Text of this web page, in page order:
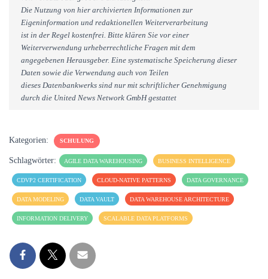
Die Nutzung von hier archivierten Informationen zur
Eigeninformation und redaktionellen Weiterverarbeitung
ist in der Regel kostenfrei. Bitte klären Sie vor einer
Weiterverwendung urheberrechtliche Fragen mit dem
angegebenen Herausgeber. Eine systematische Speicherung dieser
Daten sowie die Verwendung auch von Teilen
dieses Datenbankwerks sind nur mit schriftlicher Genehmigung
durch die United News Network GmbH gestattet
Kategorien: SCHULUNG
Schlagwörter: AGILE DATA WAREHOUSING BUSINESS INTELLIGENCE
CDVP2 CERTIFICATION CLOUD-NATIVE PATTERNS DATA GOVERNANCE
DATA MODELING DATA VAULT DATA WAREHOUSE ARCHITECTURE
INFORMATION DELIVERY SCALABLE DATA PLATFORMS